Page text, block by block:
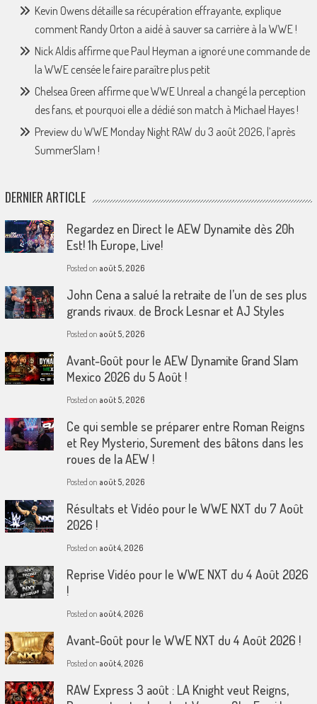
Kevin Owens détaille sa récupération effrayante, explique
comment Randy Orton a aidé à sauver sa carrière à la WWE !
Nick Aldis affirme que Paul Heyman a ignoré une commande de
la WWE censée le faire paraître plus petit
Chelsea Green affirme que WWE Unreal a changé la perception
des fans, et pourquoi elle a dédié son match à Michael Hayes !
Preview du WWE Monday Night RAW du 3 août 2026, l’après
SummerSlam !
DERNIER ARTICLE
Regardez en Direct le AEW Dynamite dès 20h
Est! 1h Europe, Live!
Posted on août 5, 2026
John Cena a salué la retraite de l’un de ses plus
grands rivaux. de Brock Lesnar et AJ Styles
Posted on août 5, 2026
Avant-Goût pour le AEW Dynamite Grand Slam
Mexico 2026 du 5 Août !
Posted on août 5, 2026
Ce qui semble se préparer entre Roman Reigns
et Rey Mysterio, Surement des bâtons dans les
roues de la AEW !
Posted on août 5, 2026
Résultats et Vidéo pour le WWE NXT du 7 Août
2026 !
Posted on août 4, 2026
Reprise Vidéo pour le WWE NXT du 4 Août 2026
!
Posted on août 4, 2026
Avant-Goût pour le WWE NXT du 4 Août 2026 !
Posted on août 4, 2026
RAW Express 3 août : LA Knight veut Reigns,